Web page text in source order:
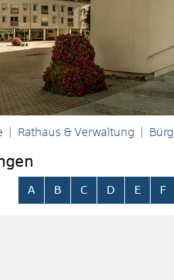
Rathaus & Verwaltung
Register
A B C D E F